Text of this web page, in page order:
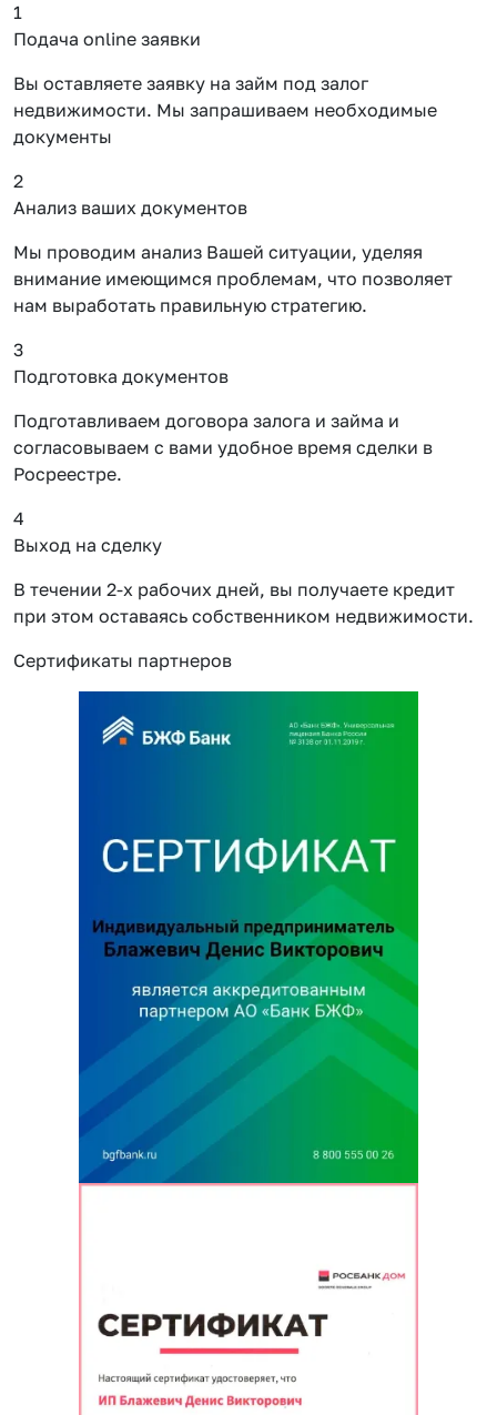
1
Подача online заявки
Вы оставляете заявку на займ под залог
недвижимости. Мы запрашиваем необходимые
документы
2
Анализ ваших документов
Мы проводим анализ Вашей ситуации, уделяя
внимание имеющимся проблемам, что позволяет
нам выработать правильную стратегию.
3
Подготовка документов
Подготавливаем договора залога и займа и
согласовываем с вами удобное время сделки в
Росреестре.
4
Выход на сделку
В течении 2-х рабочих дней, вы получаете кредит
при этом оставаясь собственником недвижимости.
Сертификаты партнеров